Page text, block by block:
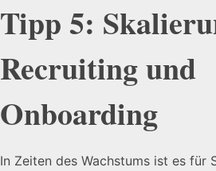
Tipp 5:
Recruiting und
Onboarding
In Zeiten des Wachstums ist es für